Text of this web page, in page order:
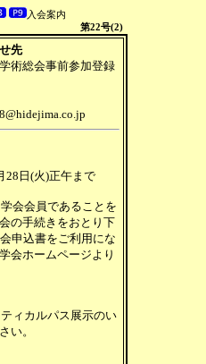
入会案内
第22号(2)
先
術総会事前参加登録
28日(火)正午まで
会会員であることを
の手続きをおとり下
申込書をご利用にな
会ホームページより
ィカルパス展示のい
い。